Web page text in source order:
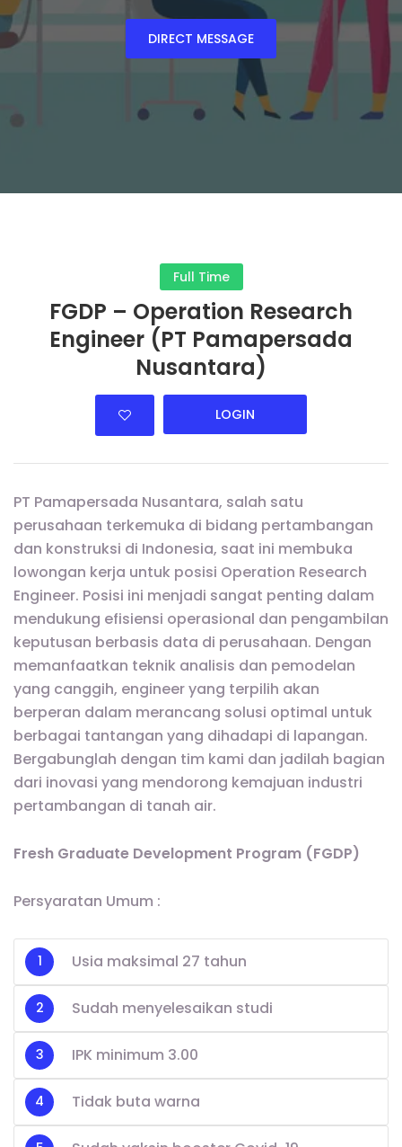
DIRECT MESSAGE
Full Time
FGDP – Operation Research
Engineer (PT Pamapersada
Nusantara)
LOGIN
PT Pamapersada Nusantara, salah satu
perusahaan terkemuka di bidang pertambangan
dan konstruksi di Indonesia, saat ini membuka
lowongan kerja untuk posisi Operation Research
Engineer. Posisi ini menjadi sangat penting dalam
mendukung efisiensi operasional dan pengambilan
keputusan berbasis data di perusahaan. Dengan
memanfaatkan teknik analisis dan pemodelan
yang canggih, engineer yang terpilih akan
berperan dalam merancang solusi optimal untuk
berbagai tantangan yang dihadapi di lapangan.
Bergabunglah dengan tim kami dan jadilah bagian
dari inovasi yang mendorong kemajuan industri
pertambangan di tanah air.
Fresh Graduate Development Program (FGDP)
Persyaratan Umum :
Usia maksimal 27 tahun
Sudah menyelesaikan studi
IPK minimum 3.00
Tidak buta warna